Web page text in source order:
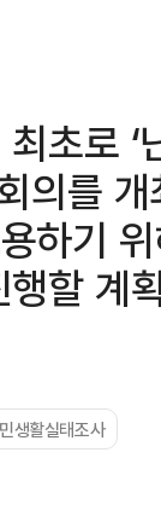
초로
의를
하기
할 계
생활실태조사